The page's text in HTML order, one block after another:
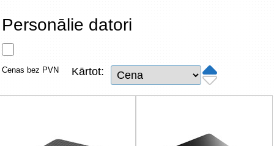
Aizmirsāt paroli?
Tīkla produkti
TV, Foto un elektronika
Personālie datori
Cenas bez PVN Kārtot: